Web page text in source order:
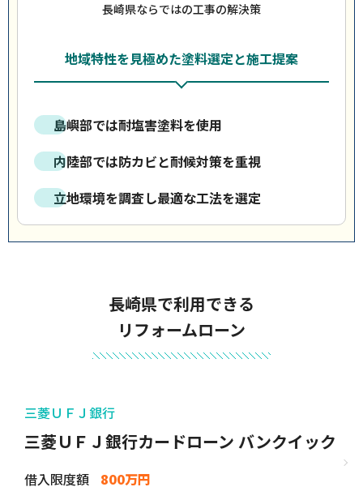
長崎県ならではの工事の解決策
地域特性を見極めた塗料選定と施工提案
島嶼部では耐塩害塗料を使用
内陸部では防カビと耐候対策を重視
立地環境を調査し最適な工法を選定
長崎県で利用できる
リフォームローン
三菱ＵＦＪ銀行
三菱ＵＦＪ銀行カードローン バンクイック
借入限度額
800万円